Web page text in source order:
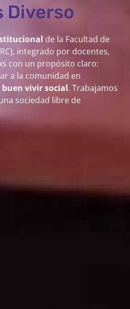
Diverso
de la Facultad de
integrado por docentes,
con un propósito claro:
a la comunidad en
buen vivir social. Trabajamos
sociedad libre de